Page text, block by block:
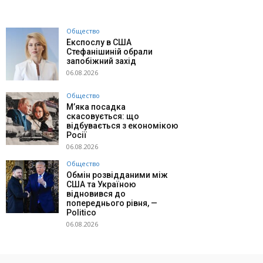
Общество
Експослу в США
Стефанішиній обрали
запобіжний захід
06.08.2026
Общество
М’яка посадка
скасовується: що
відбувається з економікою
Росії
06.08.2026
Общество
Обмін розвідданими між
США та Україною
відновився до
попереднього рівня, —
Politico
06.08.2026